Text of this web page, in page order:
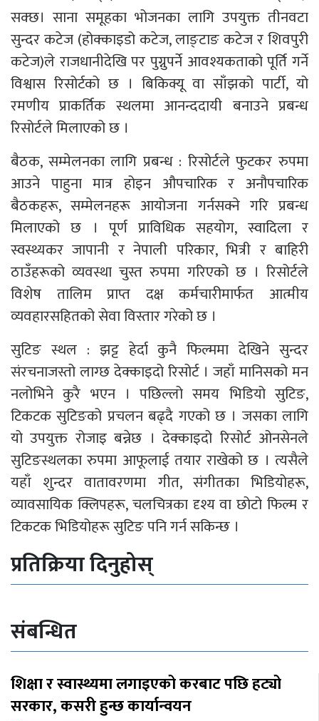
सक्छ। साना समूहका भोजनका लागि उपयुक्त तीनवटा
सुन्दर कटेज (होक्काइडो कटेज, लाङ्टाङ कटेज र शिवपुरी
कटेज)ले राजधानीदेखि पर पुग्नुपर्ने आवश्यकताको पूर्ति गर्ने
विश्वास रिसोर्टको छ । बिकिक्यू वा साँझको पार्टी, यो
रमणीय प्राकर्तिक स्थलमा आनन्ददायी बनाउने प्रबन्ध
रिसोर्टले मिलाएको छ ।
बैठक, सम्मेलनका लागि प्रबन्ध : रिसोर्टले फुटकर रुपमा
आउने पाहुना मात्र होइन औपचारिक र अनौपचारिक
बैठकहरू, सम्मेलनहरू आयोजना गर्नसक्ने गरि प्रबन्ध
मिलाएको छ । पूर्ण प्राविधिक सहयोग, स्वादिला र
स्वस्थ्यकर जापानी र नेपाली परिकार, भित्री र बाहिरी
ठाउँहरूको व्यवस्था चुस्त रुपमा गरिएको छ । रिसोर्टले
विशेष तालिम प्राप्त दक्ष कर्मचारीमार्फत आत्मीय
व्यवहारसहितको सेवा विस्तार गरेको छ ।
सुटिङ स्थल : झट्ट हेर्दा कुनै फिल्ममा देखिने सुन्दर
संरचनाजस्तो लाग्छ देक्काइदो रिसोर्ट । जहाँ मानिसको मन
नलोभिने कुरै भएन । पछिल्लो समय भिडियो सुटिङ,
टिकटक सुटिङको प्रचलन बढ्दै गएको छ । जसका लागि
यो उपयुक्त रोजाइ बन्नेछ । देक्काइदो रिसोर्ट ओनसेनले
सुटिङस्थलका रुपमा आफूलाई तयार राखेको छ । त्यसैले
यहाँ शुन्दर वातावरणमा गीत, संगीतका भिडियोहरू,
व्यावसायिक क्लिपहरू, चलचित्रका दृश्य वा छोटो फिल्म र
टिकटक भिडियोहरू सुटिङ पनि गर्न सकिन्छ ।
प्रतिक्रिया दिनुहोस्
संबन्धित
शिक्षा र स्वास्थ्यमा लगाइएको करबाट पछि हट्यो
सरकार, कसरी हुन्छ कार्यान्वयन